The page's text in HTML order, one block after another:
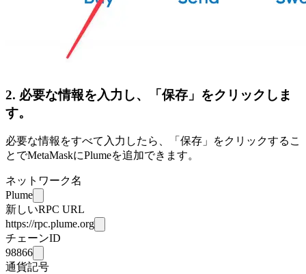
2. 必要な情報を入力し、「保存」をクリックしま
す。
必要な情報をすべて入力したら、「保存」をクリックするこ
とでMetaMaskにPlumeを追加できます。
ネットワーク名
Plume
新しいRPC URL
https://rpc.plume.org
チェーンID
98866
通貨記号